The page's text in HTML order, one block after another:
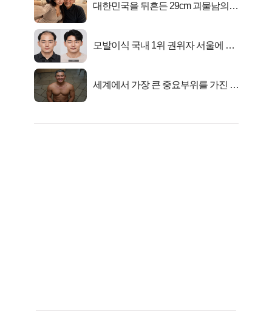
대한민국을 뒤흔든 29cm 괴물남의
모발이식 국내 1위 권위자 서울에 있
세계에서 가장 큰 중요부위를 가진 남